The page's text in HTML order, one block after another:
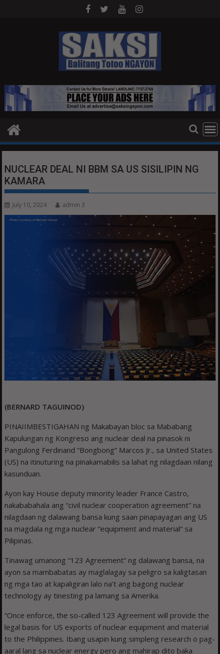
NUCLEAR DEAL NI BBM SA US SISILIPIN NG
KAMARA
July 10, 2024 admin 3
(BERNARD TAGUINOD)
PINAIIMBESTIGAHAN ng Makabayan bloc sa Mababang
Kapulungan ng Kongreso ang nuclear deal na pinasok ni
Pangulong Ferdinand “Bongbong” Marcos Jr., sa United States
(US) na itinuturing na pinakamabilis sa lahat ng nilagdaan nilang
kasunduan.
Ayon kay House deputy minority leader France Castro,
nakababahala ang “civil nuclear cooperation agreement” na
nilagdaan ng dalawang bansa kung saan pinapayagan ang US
na magdala ng mga nuclear “equipment and material” sa
Pilipinas.
Tinawag umanong “123 Agreement” ng dalawang bansa, na
ayon sa mambabatas ay maglalagay sa peligro sa kaligtasan
ng mga tao at kapaligiran lalo na’t ang bagong nuclear
technology ay tinesting pa lamang sa Amerika.
“Once enforce, the so-called 123 Agreement will provide the
legal basis for US exports of nuclear equipment and material
to the Philippines. Ibang usapin kung simpleng research o pag-
aaral lang sa nuclear energy pero ang mahirap dito baka